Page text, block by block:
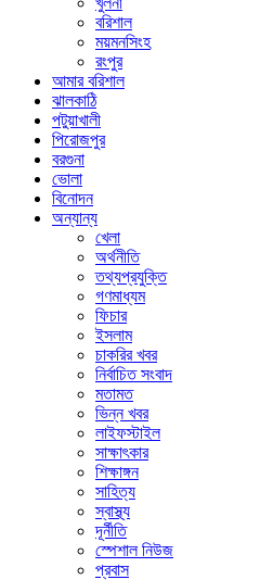
বরিশাল
ময়মনসিংহ
রংপুর
আমার বরিশাল
ঝালকাঠি
পটুয়াখালী
পিরোজপুর
বরগুনা
ভোলা
বিনোদন
অন্যান্য
খেলা
অর্থনীতি
তথ্যপ্রযুক্তি
গণমাধ্যম
ফিচার
ইসলাম
চাকরির খবর
নির্বাচিত সংবাদ
মতামত
ভিন্ন খবর
লাইফস্টাইল
সাক্ষাৎকার
শিক্ষাঙ্গন
সাহিত্য
স্বাস্থ্য
দূর্নীতি
স্পেশাল নিউজ
প্রবাস